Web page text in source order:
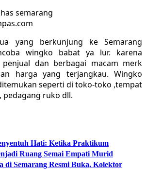
yang berkunjung ke Semarang
wingko babat ya lur. karena
penjual dan berbagai macam merk
harga yang terjangkau. Wingko
seperti di toko-toko ,tempat
pedagang ruko dll.
Hati: Ketika Praktikum
Ruang Semai Empati Murid
di Semarang Resmi Buka, Kolektor